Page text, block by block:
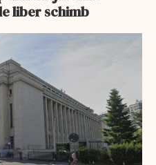
liber schimb